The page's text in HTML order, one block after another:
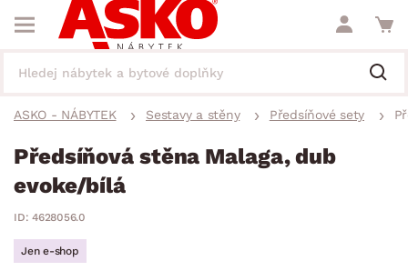
ASKO - NÁBYTEK Sestavy a stěny Předsíňové sety
Předsíňová stěna Malaga, dub
evoke/bílá
ID: 4628056.0
Jen e-shop